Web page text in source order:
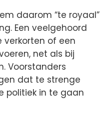
daarom “te royaal”
Een veelgehoord
verkorten of een
net als bij
Voorstanders
dat te strenge
politiek in te gaan